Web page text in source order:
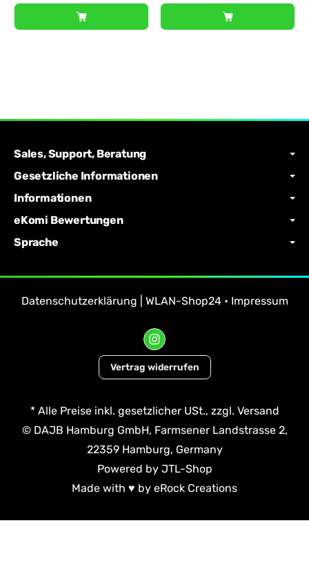
Sales, Support, Beratung
Gesetzliche Informationen
Informationen
eKomi Bewertungen
Sprache
Datenschutzerklärung | WLAN-Shop24 • Impressum
Vertrag widerrufen
*Alle Preise inkl. gesetzlicher USt., zzgl. Versand
© DAJB Hamburg GmbH, Farmsener Landstrasse 2,
22359 Hamburg, Germany
Powered by JTL-Shop
Made with ♥ by eRock Creations